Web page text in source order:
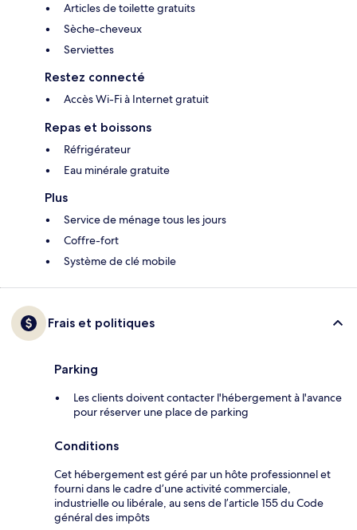
Articles de toilette gratuits
Sèche-cheveux
Serviettes
Restez connecté
Accès Wi-Fi à Internet gratuit
Repas et boissons
Réfrigérateur
Eau minérale gratuite
Plus
Service de ménage tous les jours
Coffre-fort
Système de clé mobile
Frais et politiques
Parking
Les clients doivent contacter l'hébergement à l'avance
pour réserver une place de parking
Conditions
Cet hébergement est géré par un hôte professionnel et
fourni dans le cadre d’une activité commerciale,
industrielle ou libérale, au sens de l’article 155 du Code
général des impôts